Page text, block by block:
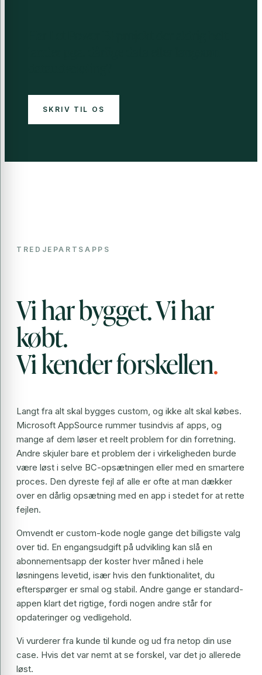
SKRIV TIL OS
TREDJEPARTSAPPS
Vi har bygget. Vi har
købt.
Vi kender forskellen.
Langt fra alt skal bygges custom, og ikke alt skal købes.
Microsoft AppSource rummer tusindvis af apps, og
mange af dem løser et reelt problem for din forretning.
Andre skjuler bare et problem der i virkeligheden burde
være løst i selve BC-opsætningen eller med en smartere
proces. Den dyreste fejl af alle er ofte at man dækker
over en dårlig opsætning med en app i stedet for at rette
fejlen.
Omvendt er custom-kode nogle gange det billigste valg
over tid. En engangsudgift på udvikling kan slå en
abonnementsapp der koster hver måned i hele
løsningens levetid, især hvis den funktionalitet, du
efterspørger er smal og stabil. Andre gange er standard-
appen klart det rigtige, fordi nogen andre står for
opdateringer og vedligehold.
Vi vurderer fra kunde til kunde og ud fra netop din use
case. Hvis det var nemt at se forskel, var det jo allerede
løst.